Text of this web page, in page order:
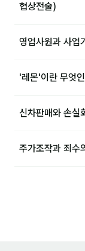
협상전술)
영업사원과 사업
'레몬'이란 무엇
신차판매와 손
주가조작과 죄수